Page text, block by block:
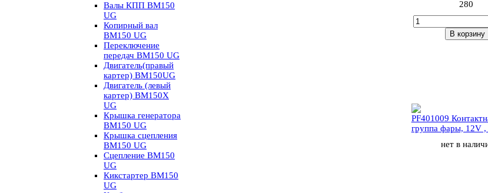
Валы КПП BM150
UG
Копирный вал
BM150 UG
Переключение
передач BM150 UG
Двигатель(правый
картер) ВМ150UG
Двигатель (левый
картер) BM150X
UG
Крышка генератора
BM150 UG
Крышка сцепления
BM150 UG
Сцепление BM150
UG
Кикстартер BM150
UG
280
В корзину
PF401009
группа фары, 12V ,
нет в